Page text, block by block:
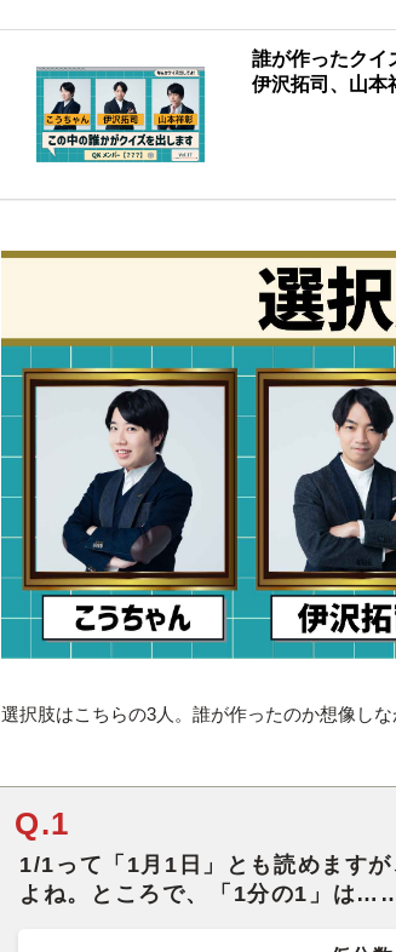
誰が作ったクイ
伊沢拓司、山本
選択肢はこちらの3人。誰が作ったのか想像し
Q.1
1/1って「1月1日」とも読めます
よね。ところで、「1分の1」は